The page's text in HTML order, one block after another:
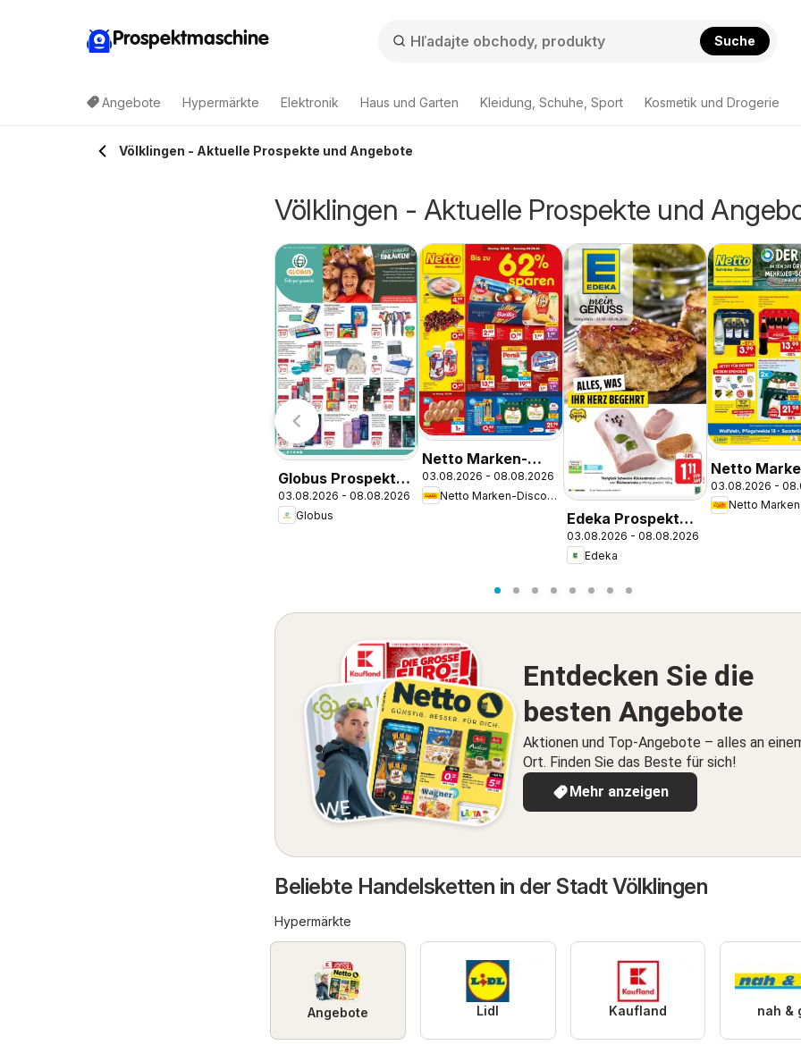
Prospektmaschine Suche
Angebote Hypermärkte Elektronik Haus und Garten Kleidung, Schuhe, Sport Kosmetik und Drogerie
Völklingen - Aktuelle Prospekte und Angebote
Völklingen - Aktuelle Prospekte und
Globus Prospekt
Völklingen
03.08.2026 - 08.08.2026
Globus
Netto Marken-
Discount Prospekt
Leonberg
03.08.2026 - 08.08.2026
Netto Marken-Discount
Edeka Prospekt
Blieskastel-
Lautzkirchen
03.08.2026 - 08.08.2026
Edeka
Netto
Discount
03.08.2026 -
Entdecken Sie die
besten Angebote
Aktionen und Top-Angebote – alles an
Ort. Finden Sie das Beste für sich!
Mehr anzeigen
Beliebte Handelsketten in der Stadt Völklingen
Hypermärkte
Angebote Lidl Kaufland nah &